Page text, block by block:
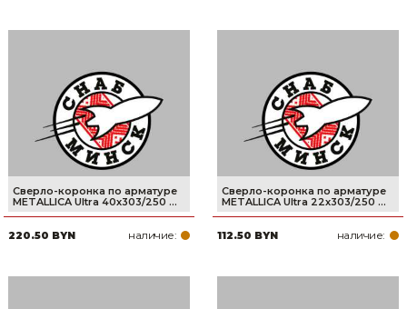
Сверло-коронка по арматуре
METALLICA Ultra 40х303/250 ...
220.50 BYN наличие:
Сверло-коронка по арматуре
METALLICA Ultra 22х303/250 ...
112.50 BYN наличие: